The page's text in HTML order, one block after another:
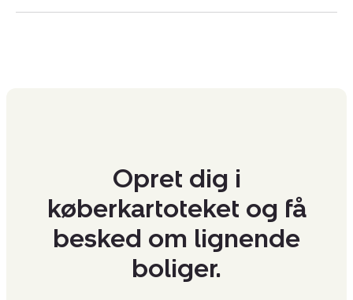
Opret dig i
køberkartoteket og få
besked om lignende
boliger.